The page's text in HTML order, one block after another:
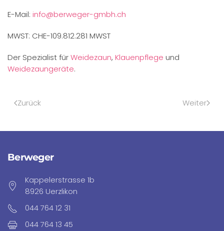
E-Mail: info@berweger-gmbh.ch
MWST: CHE-109.812.281 MWST
Der Spezialist fürWeidezaun, Klauenpflege und
Weidezaungeräte.
Zurück Weiter
Berweger
Kappelerstrasse 1b
8926 Uerzlikon
044 764 12 31
044 764 13 45